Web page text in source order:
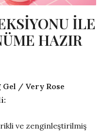
İLE
HAZIR
Gel / Very Rose
ve zenginleştirilmiş